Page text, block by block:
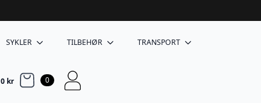
SYKLER TILBEHØR TRANSPORT
0 kr 0